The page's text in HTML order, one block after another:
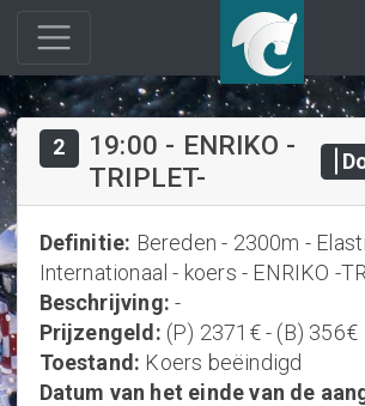
2 19:00 - ENRIKO -
TRIPLET-
Definitie: Bereden - 2300m -
Internationaal - koers - ENRIKO -
Beschrijving: -
Prijzengeld : (P) 2371€ - (B) 356€
Toestand : Koers beëindigd
Datum van het einde van de